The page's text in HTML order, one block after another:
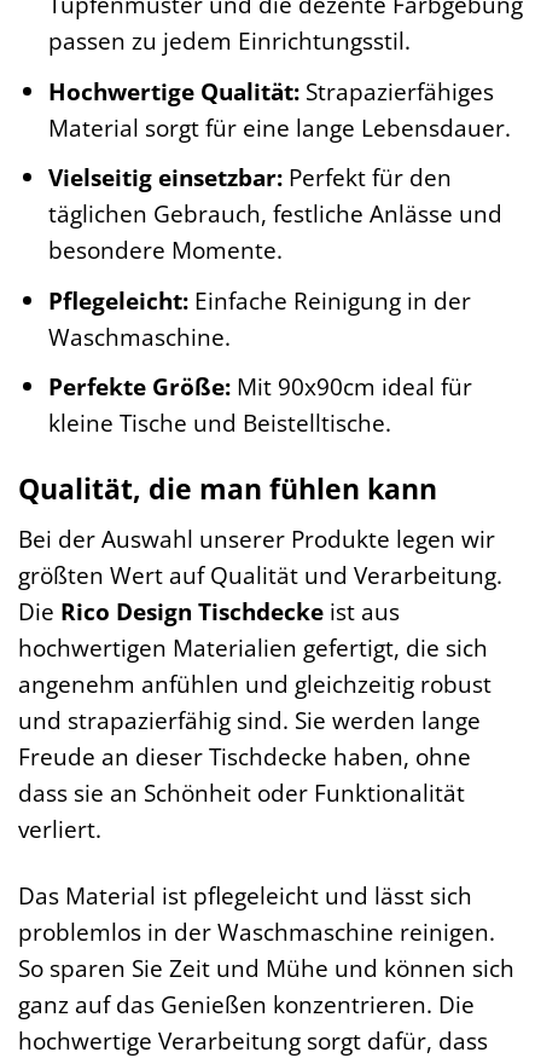
passen zu jedem Einrichtungsstil.
Hochwertige Qualität:Strapazierfähiges
Material sorgt für eine lange Lebensdauer.
Vielseitig einsetzbar:Perfekt für den
täglichen Gebrauch, festliche Anlässe und
besondere Momente.
Pflegeleicht:Einfache Reinigung in der
Waschmaschine.
Perfekte Größe:Mit 90x90cm ideal für
kleine Tische und Beistelltische.
Qualität, die man fühlen kann
Bei der Auswahl unserer Produkte legen wir
größten Wert auf Qualität und Verarbeitung.
Die Rico Design Tischdecke ist aus
hochwertigen Materialien gefertigt, die sich
angenehm anfühlen und gleichzeitig robust
und strapazierfähig sind. Sie werden lange
Freude an dieser Tischdecke haben, ohne
dass sie an Schönheit oder Funktionalität
verliert.
Das Material ist pflegeleicht und lässt sich
problemlos in der Waschmaschine reinigen.
So sparen Sie Zeit und Mühe und können sich
ganz auf das Genießen konzentrieren. Die
hochwertige Verarbeitung sorgt dafür, dass